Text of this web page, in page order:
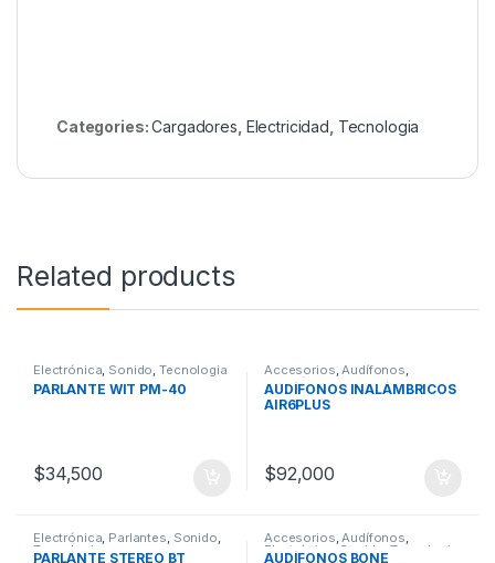
Categories:Cargadores Electricidad Tecnologia
Related products
Electrónica Sonido ,Tecnologia
PARLANTE WIT PM-40
$34,500
Accesorios Audífonos
Electrónica,Sonido , Tecnologia
AUDÍFONOS INALÁMBRICOS
AIR6PLUS
$92,000
Electrónica, Parlantes, Sonido,
Tecnologia
PARLANTE STEREO BT
Accesorios,Audífonos,
Electrónica, Sonido,Tecnologia
AUDÍFONOS BONE